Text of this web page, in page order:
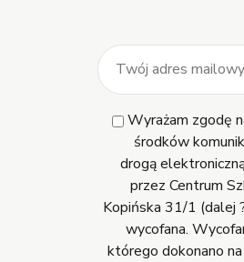
Wyrażam zgodę
środków
drogą
przez Centrum
Kopińska 31/1 (dalej
wycofana.
którego dokonano